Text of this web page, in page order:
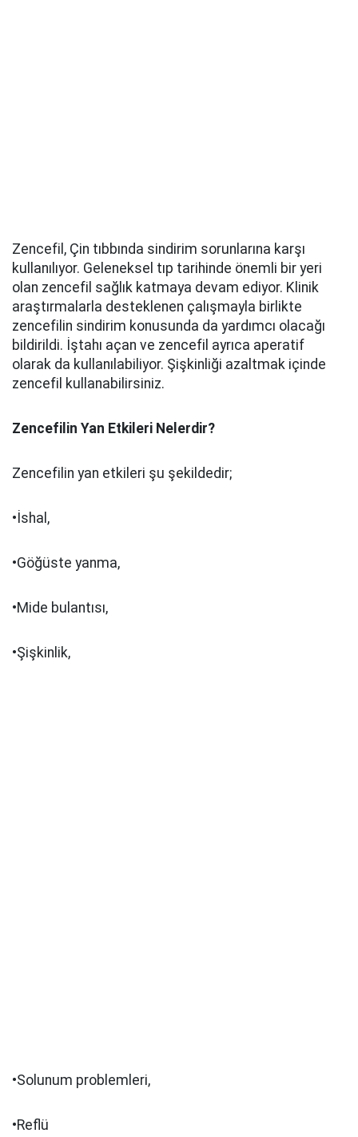
Zencefil, Çin tıbbında sindirim sorunlarına karşı
kullanılıyor. Geleneksel tıp tarihinde önemli bir yeri
olan zencefil sağlık katmaya devam ediyor. Klinik
araştırmalarla desteklenen çalışmayla birlikte
zencefilin sindirim konusunda da yardımcı olacağı
bildirildi. İştahı açan ve zencefil ayrıca aperatif
olarak da kullanılabiliyor. Şişkinliği azaltmak içinde
zencefil kullanabilirsiniz.
Zencefilin Yan Etkileri Nelerdir?
Zencefilin yan etkileri şu şekildedir;
•İshal,
•Göğüste yanma,
•Mide bulantısı,
•Şişkinlik,
•Solunum problemleri,
•Reflü